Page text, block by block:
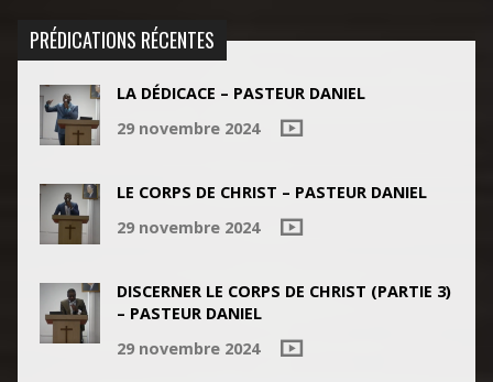
PRÉDICATIONS RÉCENTES
LA DÉDICACE – PASTEUR DANIEL
29 novembre 2024
LE CORPS DE CHRIST – PASTEUR DANIEL
29 novembre 2024
DISCERNER LE CORPS DE CHRIST (PARTIE 3)
– PASTEUR DANIEL
29 novembre 2024